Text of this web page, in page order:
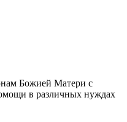
Божией Матери с
в различных нуждах